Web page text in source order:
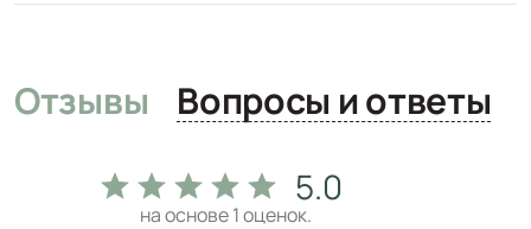
Отзывы Вопросы и ответы
5.0
на основе1оценок.